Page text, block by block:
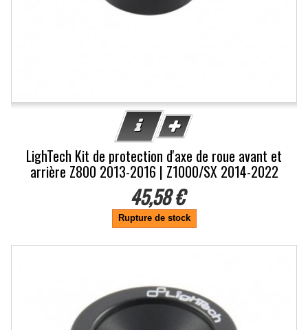
LighTech Kit de protection d'axe de roue avant et
arrière Z800 2013-2016 | Z1000/SX 2014-2022
45,58 €
Rupture de stock